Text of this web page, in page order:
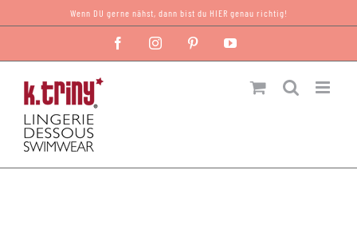
Inhalt
Wenn DU gerne nähst, dann bist du HIER genau richtig!
FacebookInstagramPinterest